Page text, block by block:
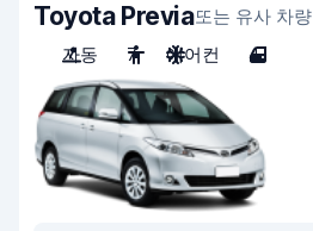
Toyota Previa또는 유사 차량
자동
7 에어컨 4